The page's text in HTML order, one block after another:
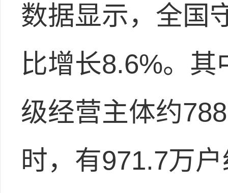
数据显示，全国
比增长8.6%。
级经营主体约
时，有971.7万